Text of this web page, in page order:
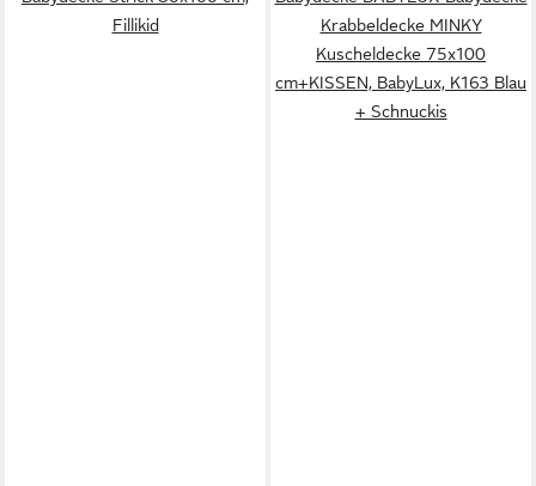
Fillikid
Krabbeldecke MINKY
Kuscheldecke 75x100
cm+KISSEN, BabyLux, K163 Blau
+ Schnuckis